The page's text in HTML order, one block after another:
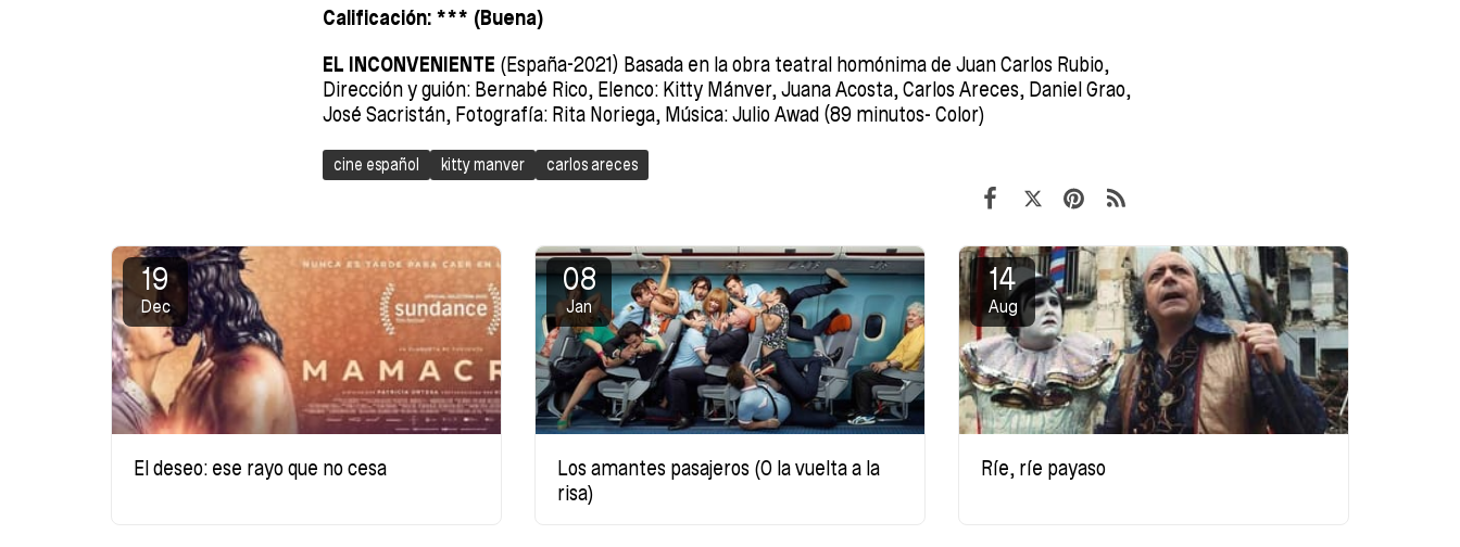
Calificación: *** (Buena)
EL INCONVENIENTE (España-2021) Basada en la obra teatral homónima de Juan Carlos Rubio,
Dirección y guión: Bernabé Rico, Elenco: Kitty Mánver, Juana Acosta, Carlos Areces, Daniel Grao,
José Sacristán, Fotografía: Rita Noriega, Música: Julio Awad (89 minutos- Color)
cine español kitty manver carlos areces
19
Dec
El deseo: ese rayo que no cesa
08
Jan
Los amantes pasajeros (O la vuelta a la
risa)
14
Aug
Ríe, ríe payaso